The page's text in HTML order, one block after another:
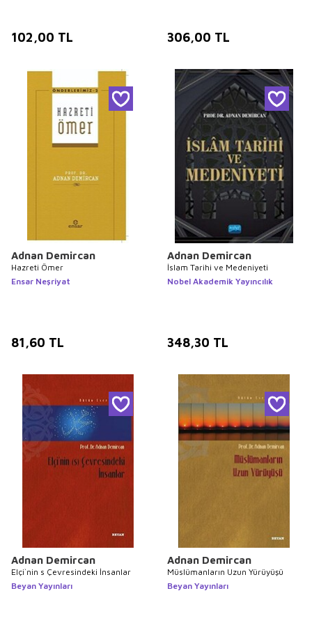
102,00 TL 306,00 TL
Adnan Demircan
Hazreti Ömer
Ensar Neşriyat
81,60 TL
Adnan Demircan
İslam Tarihi ve Medeniyeti
Nobel Akademik Yayıncılık
348,30 TL
Adnan Demircan
Elçi`nin s Çevresindeki İnsanlar
Beyan Yayınları
Adnan Demircan
Müslümanların Uzun Yürüyüşü
Beyan Yayınları